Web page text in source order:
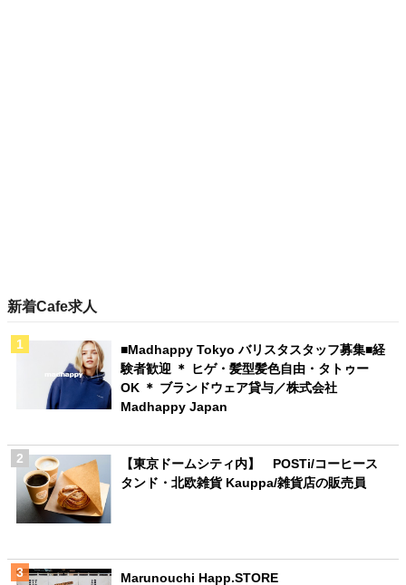
新着Cafe求人
■Madhappy Tokyo バリスタスタッフ募集■経
験者歓迎 ＊ ヒゲ・髪型髪色自由・タトゥー
OK ＊ ブランドウェア貸与／株式会社
Madhappy Japan
【東京ドームシティ内】 POSTi/コーヒース
タンド・北欧雑貨 Kauppa/雑貨店の販売員
Marunouchi Happ.STORE